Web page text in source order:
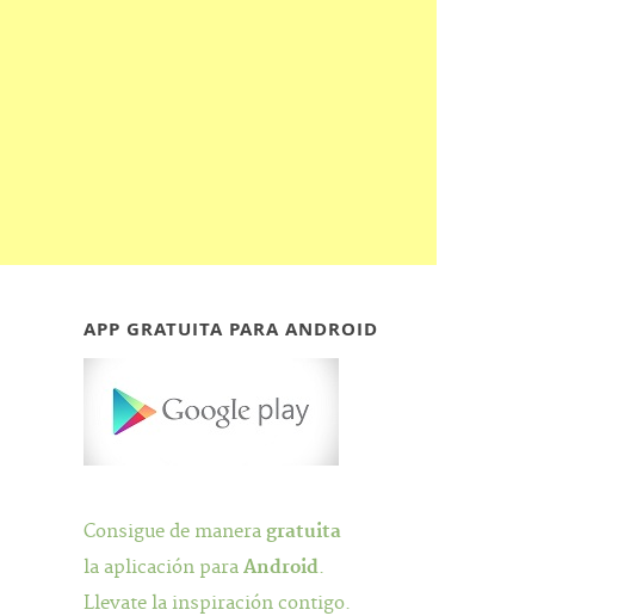
APP GRATUITA PARA ANDROID
Consigue de maneragratuita
la aplicación paraAndroid.
Llevate la inspiración contigo.